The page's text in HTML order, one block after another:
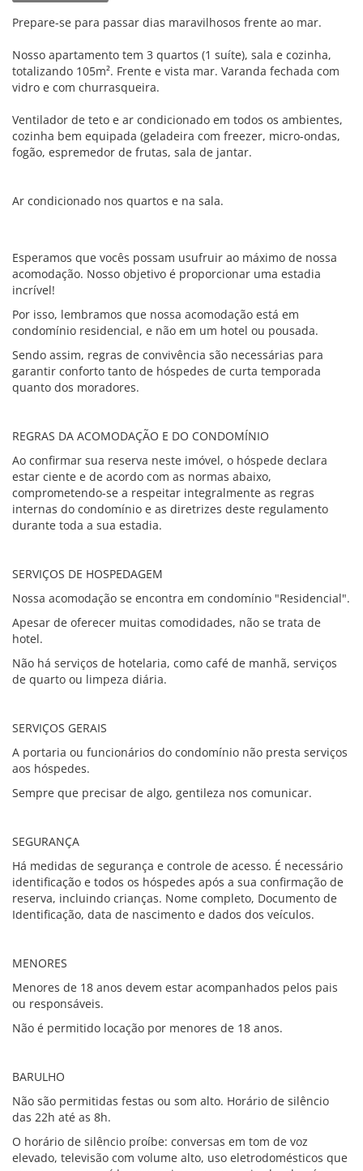
Prepare-se para passar dias maravilhosos frente ao mar.
Nosso apartamento tem 3 quartos (1 suíte), sala e cozinha,
totalizando 105m². Frente e vista mar. Varanda fechada com
vidro e com churrasqueira.
Ventilador de teto e ar condicionado em todos os ambientes,
cozinha bem equipada (geladeira com freezer, micro-ondas,
fogão, espremedor de frutas, sala de jantar.
Ar condicionado nos quartos e na sala.
Esperamos que vocês possam usufruir ao máximo de nossa
acomodação. Nosso objetivo é proporcionar uma estadia
incrível!
Por isso, lembramos que nossa acomodação está em
condomínio residencial, e não em um hotel ou pousada.
Sendo assim, regras de convivência são necessárias para
garantir conforto tanto de hóspedes de curta temporada
quanto dos moradores.
REGRAS DA ACOMODAÇÃO E DO CONDOMÍNIO
Ao confirmar sua reserva neste imóvel, o hóspede declara
estar ciente e de acordo com as normas abaixo,
comprometendo-se a respeitar integralmente as regras
internas do condomínio e as diretrizes deste regulamento
durante toda a sua estadia.
SERVIÇOS DE HOSPEDAGEM
Nossa acomodação se encontra em condomínio "Residencial".
Apesar de oferecer muitas comodidades, não se trata de
hotel.
Não há serviços de hotelaria, como café de manhã, serviços
de quarto ou limpeza diária.
SERVIÇOS GERAIS
A portaria ou funcionários do condomínio não presta serviços
aos hóspedes.
Sempre que precisar de algo, gentileza nos comunicar.
SEGURANÇA
Há medidas de segurança e controle de acesso. É necessário
identificação e todos os hóspedes após a sua confirmação de
reserva, incluindo crianças. Nome completo, Documento de
Identificação, data de nascimento e dados dos veículos.
MENORES
Menores de 18 anos devem estar acompanhados pelos pais
ou responsáveis.
Não é permitido locação por menores de 18 anos.
BARULHO
Não são permitidas festas ou som alto. Horário de silêncio
das 22h até as 8h.
O horário de silêncio proíbe: conversas em tom de voz
elevado, televisão com volume alto, uso eletrodomésticos que